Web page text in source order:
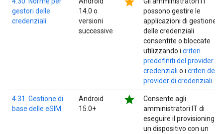
gestori delle
credenziali
14.0 o
versioni
successive
possono gestire le
applicazioni di gestione
delle credenziali
consentite o bloccate
utilizzando i criteri
predefiniti del provider di
credenziali o i criteri del
provider di credenziali
4.31. Gestione di
base delle eSIM
Android
15.0+
star
Consente agli
amministratori IT di
eseguire il provisioning di
un dispositivo con un